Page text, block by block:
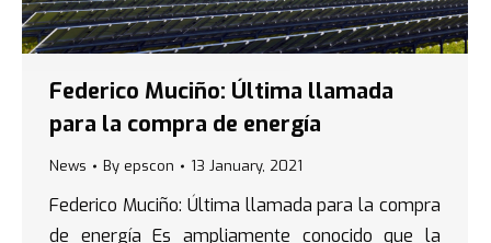
Federico Muciño: Última llamada
para la compra de energía
News By epscon 13 January, 2021
Federico Muciño: Última llamada para la compra
de energía Es ampliamente conocido que la